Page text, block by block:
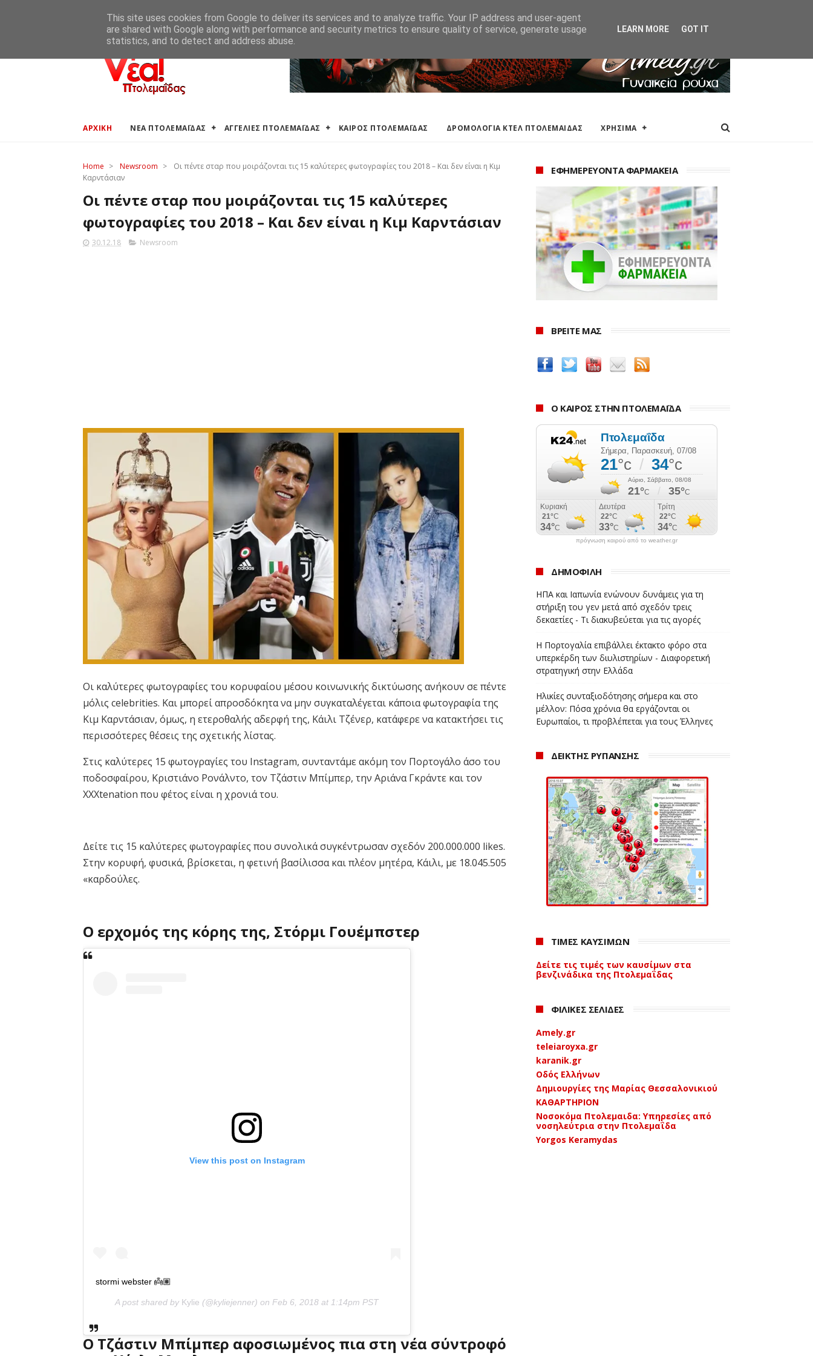
ΑΓΓΕΛΙΕΣ ΠΤΟΛΕΜΑΪΔΑΣ ΔΡΟΜΟΛΟΓΙΑ ΚΤΕΛ ΠΤΟΛΕΜΑΙΔΑΣ
ΑΡΧΙΚΗ ΝΕΑ ΠΤΟΛΕΜΑΪΔΑΣ ΑΓΓΕΛΙΕΣ ΠΤΟΛΕΜΑΪΔΑΣ ΚΑΙΡΟΣ ΠΤΟΛΕΜΑΪΔΑΣ ΔΡΟΜΟΛΟΓΙΑ ΚΤΕΛ ΠΤΟΛΕΜΑΙΔΑΣ ΧΡΗΣΙΜΑ
Home > Newsroom >
Οι πέντε σταρ που μοιράζονται τις 15 καλύτερες φωτογραφίες του 2018 – Και δεν είναι η Κιμ
Καρντάσιαν
Οι πέντε σταρ που μοιράζονται τις 15 καλύτερες
φωτογραφίες του 2018 – Και δεν είναι η Κιμ Καρντάσιαν
30.12.18 Newsroom
Οι καλύτερες φωτογραφίες του κορυφαίου μέσου κοινωνικής δικτύωσης ανήκουν σε πέντε
μόλις celebrities. Και μπορεί απροσδόκητα να μην συγκαταλέγεται κάποια φωτογραφία της
Κιμ Καρντάσιαν, όμως, η ετεροθαλής αδερφή της, Κάιλι Τζένερ, κατάφερε να κατακτήσει τις
περισσότερες θέσεις της σχετικής λίστας.
Στις καλύτερες 15 φωτογραγίες του Instagram, συνταντάμε ακόμη τον Πορτογάλο άσο του
ποδοσφαίρου, Κριστιάνο Ρονάλντο, τον Τζάστιν Μπίμπερ, την Αριάνα Γκράντε και τον
XXXtenation που φέτος είναι η χρονιά του.
Δείτε τις 15 καλύτερες φωτογραφίες που συνολικά συγκέντρωσαν σχεδόν 200.000.000 likes.
Στην κορυφή, φυσικά, βρίσκεται, η φετινή βασίλισσα και πλέον μητέρα, Κάιλι, με 18.045.505
«καρδούλες.
Ο ερχομός της κόρης της, Στόρμι Γουέμπστερ
View this post on Instagram
stormi webster 👼🏽
A post shared by Kylie (@kyliejenner) on Feb 6, 2018 at 1:14pm PST
Ο Τζάστιν Μπίμπερ αφοσιωμένος πια στη νέα σύντροφό
ΕΦΗΜΕΡΕΥΟΝΤΑ ΦΑΡΜΑΚΕΙΑ
ΒΡΕΙΤΕ ΜΑΣ
Ο ΚΑΙΡΟΣ ΣΤΗΝ ΠΤΟΛΕΜΑΪΔΑ
πρόγνωση καιρού από το weather.gr
ΔΗΜΟΦΙΛΗ
ΗΠΑ και Ιαπωνία ενώνουν δυνάμεις για τη
στήριξη του γεν μετά από σχεδόν τρεις
δεκαετίες - Τι διακυβεύεται για τις αγορές
Η Πορτογαλία επιβάλλει έκτακτο φόρο στα
υπερκέρδη των διυλιστηρίων - Διαφορετική
στρατηγική στην Ελλάδα
Ηλικίες συνταξιοδότησης σήμερα και στο
μέλλον: Πόσα χρόνια θα εργάζονται οι
Ευρωπαίοι, τι προβλέπεται για τους Έλληνες
ΔΕΙΚΤΗΣ ΡΥΠΑΝΣΗΣ
ΤΙΜΕΣ ΚΑΥΣΙΜΩΝ
Δείτε τις τιμές των καυσίμων στα
βενζινάδικα της Πτολεμαΐδας
ΦΙΛΙΚΕΣ ΣΕΛΙΔΕΣ
Amely.gr
teleiaroyxa.gr
karanik.gr
Οδός Ελλήνων
Δημιουργίες της Μαρίας Θεσσαλονικιού
ΚΑΘΑΡΤΗΡΙΟΝ
Νοσοκόμα Πτολεμαιδα: Υπηρεσίες από
νοσηλεύτρια στην Πτολεμαΐδα
Yorgos Keramydas
This site uses cookies from Google to deliver its services and to analyze traffic. Your IP address and user-agent
are shared with Google along with performance and security metrics to ensure quality of service, generate usage
statistics, and to detect and address abuse.
LEARN MORE GOT IT